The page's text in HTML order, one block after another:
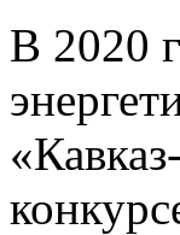
В 2020